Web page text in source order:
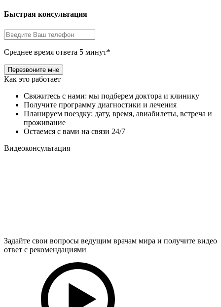
Быстрая консультация
Среднее время ответа 5 минут*
Как это работает
Свяжитесь с нами: мы подберем доктора и клинику
Получите программу диагностики и лечения
Планируем поездку: дату, время, авиабилеты, встреча и
проживание
Остаемся с вами на связи 24/7
Видеоконсультация
Задайте свои вопросы ведущим врачам мира и получите видео
ответ с рекомендациями